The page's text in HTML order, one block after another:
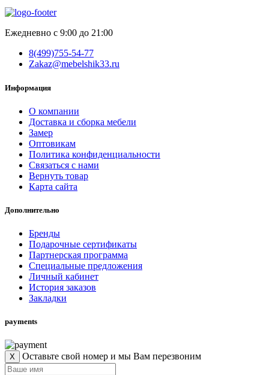
Ежедневно с 9:00 до 21:00
8(499)755-54-77
Zakaz@mebelshik33.ru
Информация
О компании
Доставка и сборка мебели
Замер
Оптовикам
Политика конфиденциальности
Связаться с нами
Вернуть товар
Карта сайта
Дополнительно
Бренды
Подарочные сертификаты
Партнерская программа
Специальные предложения
Личный кабинет
История заказов
Закладки
payments
X Оставьте свой номер и мы Вам перезвоним